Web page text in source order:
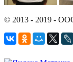
© 2013 - 2019 -